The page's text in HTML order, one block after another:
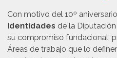
Con motivo del 10º
Identidades de la
su compromiso fundacional,
Áreas de trabajo que lo